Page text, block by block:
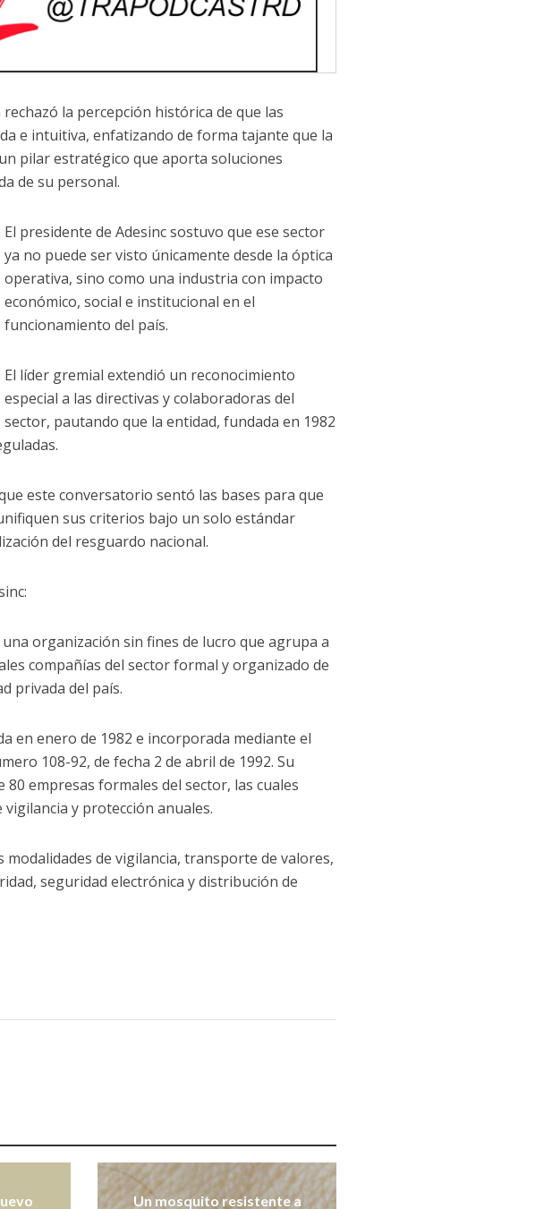
la percepción histórica de que las
e intuitiva, enfatizando de forma tajante que la
pilar estratégico que aporta soluciones
de su personal.
El presidente de Adesinc sostuvo que ese sector
ya no puede ser visto únicamente desde la óptica
operativa, sino como una industria con impacto
económico, social e institucional en el
funcionamiento del país.
El líder gremial extendió un reconocimiento
especial a las directivas y colaboradoras del
sector, pautando que la entidad, fundada en 1982
este conversatorio sentó las bases para que
sus criterios bajo un solo estándar
del resguardo nacional.
una organización sin fines de lucro que agrupa a
compañías del sector formal y organizado de
privada del país.
en enero de 1982 e incorporada mediante el
108-92, de fecha 2 de abril de 1992. Su
empresas formales del sector, las cuales
y protección anuales.
de vigilancia, transporte de valores,
seguridad electrónica y distribución de
Un mosquito resistente a